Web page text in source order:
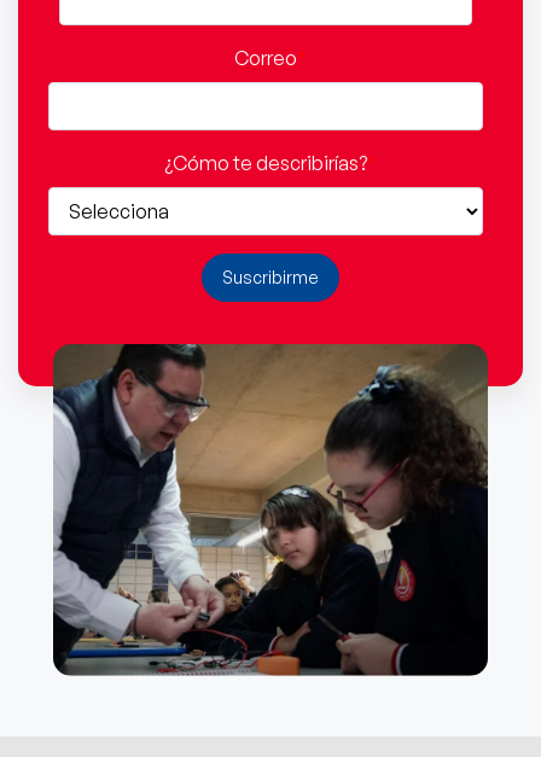
Correo*
¿Cómo te describirías?*